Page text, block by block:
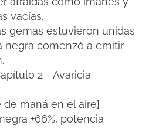
vacías.
gemas estuvieron unidas
negra comenzó a emitir
2 - Avaricia
maná en el aire]
+66%, potencia